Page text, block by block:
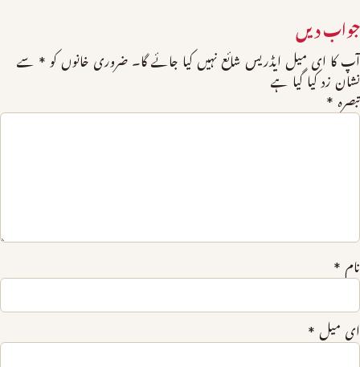
جواب دیں
آپ کا ای میل ایڈریس شائع نہیں کیا جائے گا۔ ضروری خانوں کو * سے
نشان زد کیا گیا ہے
تبصرہ *
نام *
ای میل *